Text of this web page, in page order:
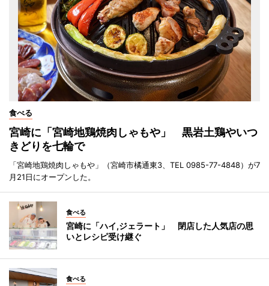
食べる
宮崎に「宮崎地鶏焼肉しゃもや」 黒岩土鶏やいつ
きどりを七輪で
「宮崎地鶏焼肉しゃもや」（宮崎市橘通東3、TEL 0985-77-4848）が7
月21日にオープンした。
食べる
宮崎に「ハイ,ジェラート」 閉店した人気店の思
いとレシピ受け継ぐ
食べる